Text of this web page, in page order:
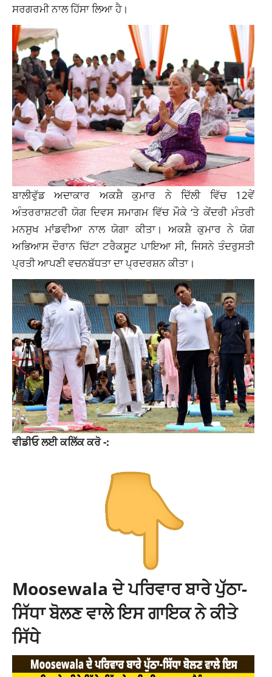
ਸਰਗਰਮੀ ਨਾਲ ਹਿੱਸਾ ਲਿਆ ਹੈ।
ਬਾਲੀਵੁੱਡ ਅਦਾਕਾਰ ਅਕਸ਼ੈ ਕੁਮਾਰ ਨੇ ਦਿੱਲੀ ਵਿੱਚ 12ਵੇਂ
ਅੰਤਰਰਾਸ਼ਟਰੀ ਯੋਗ ਦਿਵਸ ਸਮਾਗਮ ਵਿੱਚ ਮੌਕੇ ‘ਤੇ ਕੇਂਦਰੀ ਮੰਤਰੀ
ਮਨਸੁਖ ਮਾਂਡਵੀਆ ਨਾਲ ਯੋਗਾ ਕੀਤਾ। ਅਕਸ਼ੈ ਕੁਮਾਰ ਨੇ ਯੋਗ
ਅਭਿਆਸ ਦੌਰਾਨ ਚਿੱਟਾ ਟਰੈਕਸੂਟ ਪਾਇਆ ਸੀ, ਜਿਸਨੇ ਤੰਦਰੁਸਤੀ
ਪ੍ਰਤੀ ਆਪਣੀ ਵਚਨਬੱਧਤਾ ਦਾ ਪ੍ਰਦਰਸ਼ਨ ਕੀਤਾ।
ਵੀਡੀਓ ਲਈ ਕਲਿੱਕ ਕਰੋ -:
Moosewala ਦੇ ਪਰਿਵਾਰ ਬਾਰੇ ਪੁੱਠਾ-
ਸਿੱਧਾ ਬੋਲਣ ਵਾਲੇ ਇਸ ਗਾਇਕ ਨੇ ਕੀਤੇ
ਸਿੱਧੇ